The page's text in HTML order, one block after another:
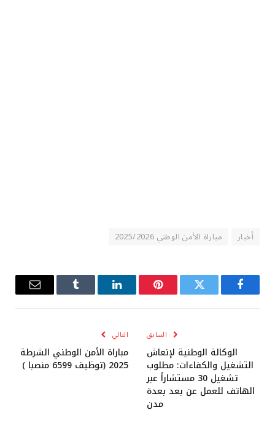
أخبار مباراة الأمن الوطني 2025/2026
فيسبوك تويتر بينتيريستلينكدإن Tumblr
البريد
السابق
الوكالة الوطنية لإنعاش
التشغيل والكفاءات: مطلوب
تشغيل 30 مستشاراً عبر
الهاتف للعمل عن بعد بعدة
مدن
التالي
مباراة الأمن الوطني الشرطة
2025 (توظيف 6599 منصبا )